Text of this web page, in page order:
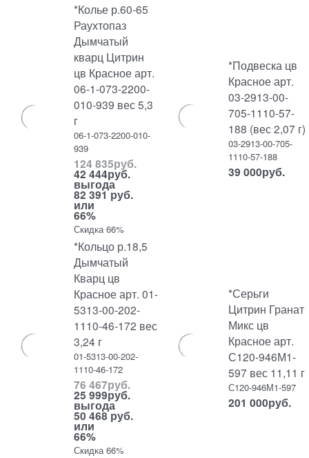
*Колье р.60-65
Раухтопаз
Дымчатый
кварц Цитрин
цв Красное арт.
06-1-073-2200-
010-939 вес 5,3
г
06-1-073-2200-010-
939
124 835руб.
42 444руб.
выгода
82 391 руб.
или
66%
Скидка 66%
*Подвеска цв
Красное арт.
03-2913-00-
705-1110-57-
188 (вес 2,07 г)
03-2913-00-705-
1110-57-188
39 000руб.
*Кольцо р.18,5
Дымчатый
Кварц цв
Красное арт. 01-
5313-00-202-
1110-46-172 вес
3,24 г
01-5313-00-202-
1110-46-172
76 467руб.
25 999руб.
выгода
50 468 руб.
или
66%
Скидка 66%
*Серьги
Цитрин Гранат
Микс цв
Красное арт.
С120-946М1-
597 вес 11,11 г
С120-946М1-597
201 000руб.